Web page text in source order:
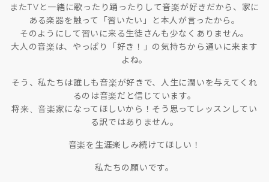
またTVと一緒に歌ったり踊ったりして音楽が好きだから、家に
ある楽器を触って「習いたい」と本人が言ったから。
そのようにして習いに来る生徒さんも少なくありません。
大人の音楽は、やっぱり「好き！」の気持ちから通いに来ます
よね。
そう、私たちは誰しも音楽が好きで、人生に潤いを与えてくれ
るのは音楽だと信じています。
将来、音楽家になってほしいから！そう思ってレッスンしてい
る訳ではありません。
音楽を生涯楽しみ続けてほしい！
私たちの願いです。